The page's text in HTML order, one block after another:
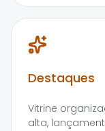
Destaques
Vitrine
alta,